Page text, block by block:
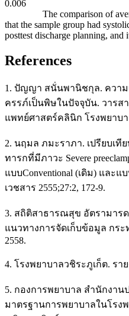
0.006
The comparison of
that the sample group had
posttest discharge planning,
References
1. ปัญญา สนั่นพานิชกุล. ความ
ครรภ์เป็นพิษในปัจจุบัน. วารส
แพทย์ศาสตร์คลินิก โรงพยาบา
2. นฤมล ภมะราภา. เปรียบเ
ทารกที่มีภาวะ Severe
แบบConventional (เดิม) และ
เวชสาร 2555;27:2, 172-9.
3. สถิติสาธารณสุข อัตรามาร
แนวทางการจัดเก็บข้อมูล กร
2558.
4. โรงพยาบาลวชิระภูเก็ต. รา
5. กองการพยาบาล สำนักงา
มาตรฐานการพยาบาลในโรง